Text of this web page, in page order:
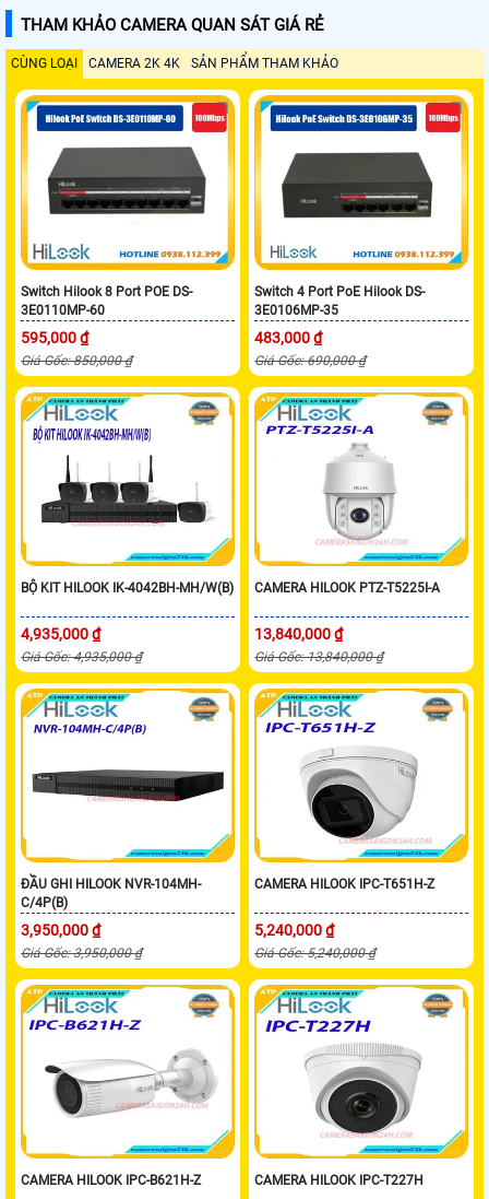
THAM KHẢO CAMERA QUAN SÁT GIÁ RẺ
CÙNG LOẠI CAMERA 2K 4K SẢN PHẨM THAM KHẢO
Switch Hilook 8 Port POE DS-
3E0110MP-60
595,000 ₫
Giá Gốc: 850,000 ₫
Switch 4 Port PoE Hilook DS-
3E0106MP-35
483,000 ₫
Giá Gốc: 690,000 ₫
BỘ KIT HILOOK IK-4042BH-MH/W(B)
4,935,000 ₫
Giá Gốc: 4,935,000 ₫
CAMERA HILOOK PTZ-T5225I-A
13,840,000 ₫
Giá Gốc: 13,840,000 ₫
ĐẦU GHI HILOOK NVR-104MH-
C/4P(B)
3,950,000 ₫
Giá Gốc: 3,950,000 ₫
CAMERA HILOOK IPC-T651H-Z
5,240,000 ₫
Giá Gốc: 5,240,000 ₫
CAMERA HILOOK IPC-B621H-Z CAMERA HILOOK IPC-T227H